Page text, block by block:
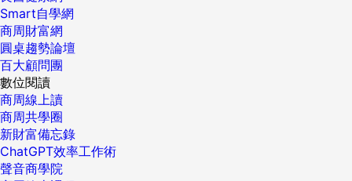
Smart自學網
商周財富網
圓桌趨勢論壇
百大顧問團
數位閱讀
商周線上讀
商周共學圈
新財富備忘錄
ChatGPT效率工作術
聲音商學院